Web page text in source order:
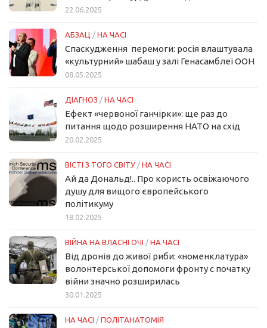
22.06.2025
АБЗАЦ / НА ЧАСІ
Спаскудження перемоги: росія влаштувала
«культурний» шабаш у залі Генасамблеї ООН
08.05.2025
ДІАГНОЗ / НА ЧАСІ
Ефект «червоної ганчірки»: ще раз до
питання щодо розширення НАТО на схід
20.02.2025
ВІСТІ З ТОГО СВІТУ / НА ЧАСІ
Ай да Дональд!.. Про користь освіжаючого
душу для вищого європейського
політикуму
18.02.2025
ВІЙНА НА ВЛАСНІ ОЧІ / НА ЧАСІ
Від дронів до живої риби: «номенклатура»
волонтерської допомоги фронту с початку
війни значно розширилась
30.01.2025
НА ЧАСІ / ПОЛІТАНАТОМІЯ